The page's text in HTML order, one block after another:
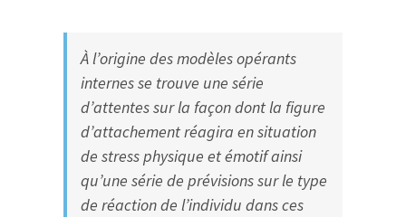
À l’origine des modèles opérants
internes se trouve une série
d’attentes sur la façon dont la figure
d’attachement réagira en situation
de stress physique et émotif ainsi
qu’une série de prévisions sur le type
de réaction de l’individu dans ces